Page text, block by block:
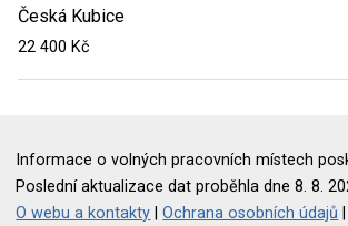
Česká Kubice
22 400 Kč
Informace o volných pracovních místech
Poslední aktualizace dat proběhla dne 8. 8.
O webu a kontakty |Ochrana osobních údajů